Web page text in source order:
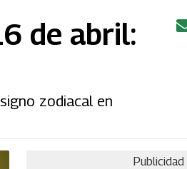
de abril:
zodiacal en
Publicidad